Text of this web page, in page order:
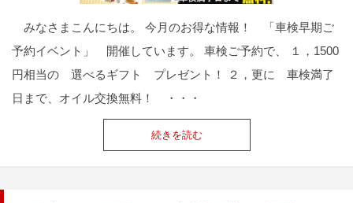
みなさまこんにちは。 今月のお得な情報！ 「車検早期ご
予約イベント」 開催しています。 車検ご予約で、 １，1500
円相当の 選べるギフト プレゼント！ ２，更に 車検満了
日まで、オイル交換無料！ ・・・
続きを読む